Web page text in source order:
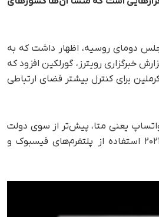
دومای روسیه، اظهار داشت که به
خبرگزاری رویترز، گورلکین افزود که
برای کنترل بیشتر فضای ارتباطی
یعنی متا، پیش‌تر از سوی دولت
روسیه به‌عنوان یک «سازمان افراط‌گرا» معرفی شده است. روسیه از سال ۲۰۲۲ استفاده از پلتفرم‌های فیسبوک و